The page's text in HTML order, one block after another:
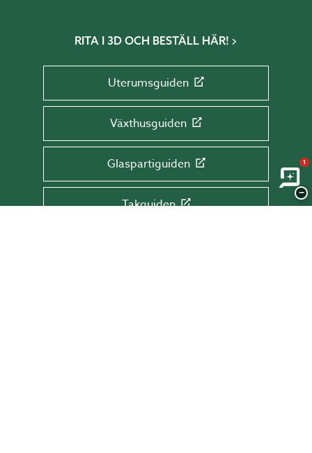
RITA I 3D OCH BESTÄLL HÄR!
Uterumsguiden
Växthusguiden
Glaspartiguiden
Takguiden
1
−